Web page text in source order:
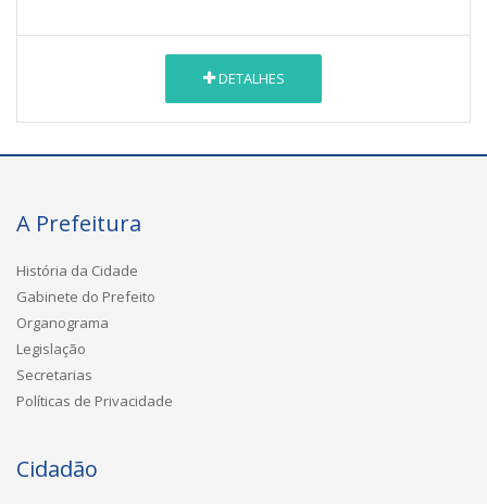
DETALHES
A Prefeitura
História da Cidade
Gabinete do Prefeito
Organograma
Legislação
Secretarias
Políticas de Privacidade
Cidadão